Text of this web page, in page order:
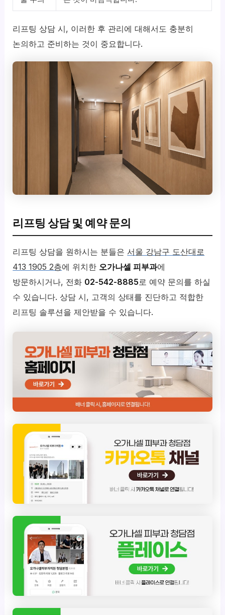
리프팅 상담 시, 이러한 후 관리에 대해서도 충분히
논의하고 준비하는 것이 중요합니다.
리프팅 상담 및 예약 문의
리프팅 상담을 원하시는 분들은서울 강남구 도산대로
413 1905 2층에 위치한 오가나셀 피부과에
방문하시거나, 전화 02-542-8885 로 예약 문의를 하실
수 있습니다. 상담 시, 고객의 상태를 진단하고 적합한
리프팅 솔루션을 제안받을 수 있습니다.